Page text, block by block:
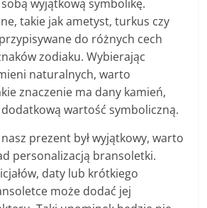
wyjątkową symbolikę.
takie jak ametyst, turkus czy
do różnych cech
zodiaku. Wybierając
naturalnych, warto
znaczenie ma dany kamień,
wartość symboliczną.
prezent był wyjątkowy, warto
personalizacją bransoletki.
daty lub krótkiego
może dodać jej